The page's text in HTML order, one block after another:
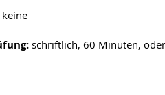
keine
schriftlich, 60 Minuten,